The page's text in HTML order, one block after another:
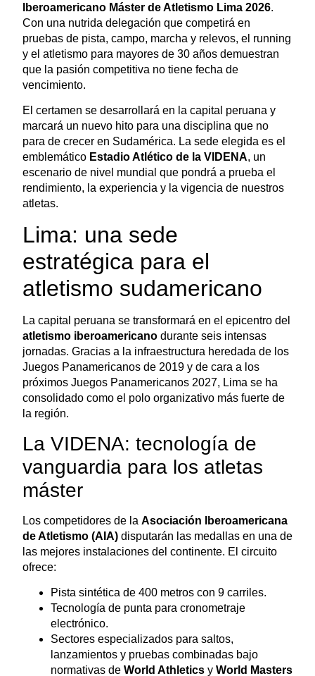
Iberoamericano Máster de Atletismo Lima 2026.
Con una nutrida delegación que competirá en
pruebas de pista, campo, marcha y relevos, el running
y el atletismo para mayores de 30 años demuestran
que la pasión competitiva no tiene fecha de
vencimiento.
El certamen se desarrollará en la capital peruana y
marcará un nuevo hito para una disciplina que no
para de crecer en Sudamérica. La sede elegida es el
emblemático Estadio Atlético de la VIDENA, un
escenario de nivel mundial que pondrá a prueba el
rendimiento, la experiencia y la vigencia de nuestros
atletas.
Lima: una sede
estratégica para el
atletismo sudamericano
La capital peruana se transformará en el epicentro del
atletismo iberoamericanodurante seis intensas
jornadas. Gracias a la infraestructura heredada de los
Juegos Panamericanos de 2019 y de cara a los
próximos Juegos Panamericanos 2027, Lima se ha
consolidado como el polo organizativo más fuerte de
la región.
La VIDENA: tecnología de
vanguardia para los atletas
máster
Los competidores de la Asociación Iberoamericana
de Atletismo (AIA)disputarán las medallas en una de
las mejores instalaciones del continente. El circuito
ofrece:
Pista sintética de 400 metros con 9 carriles.
Tecnología de punta para cronometraje
electrónico.
Sectores especializados para saltos,
lanzamientos y pruebas combinadas bajo
normativas de World Athleticsy World Masters